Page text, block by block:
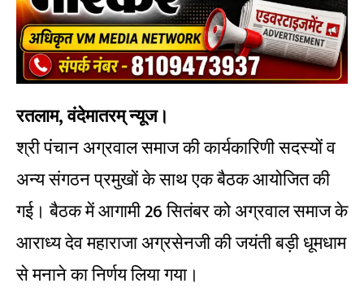
रतलाम, वंदेमातरम् न्यूज।
श्री पंचान अग्रवाल समाज की कार्यकारिणी सदस्यों व
अन्य संगठन प्रमुखों के साथ एक बैठक आयोजित की
गई। बैठक में आगामी 26 सितंबर को अग्रवाल समाज के
आराध्य देव महाराजा अग्रसेनजी की जयंती बड़ी धूमधाम
से मनाने का निर्णय लिया गया।